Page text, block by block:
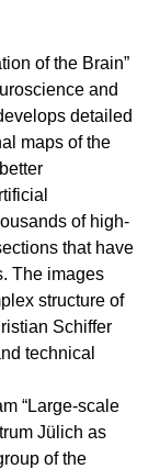
of the Brain”
and
detailed
maps of the
of high-
that have
The images
structure of
Schiffer
technical
“Large-scale
Jülich as
of the